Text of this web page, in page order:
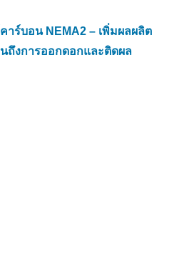
ร์บอน NEMA2 – เพิ่มผลผลิต
ถึงการออกดอกและติดผล